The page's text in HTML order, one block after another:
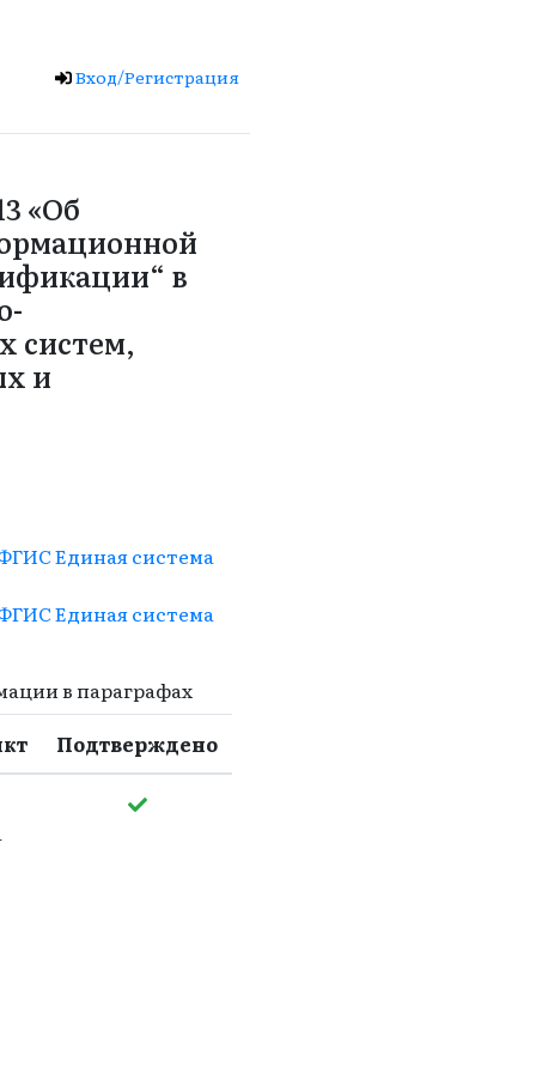
Вход/Регистрация
«Об
в
систем,
и
Единая система
Единая система
в параграфах
Подтверждено